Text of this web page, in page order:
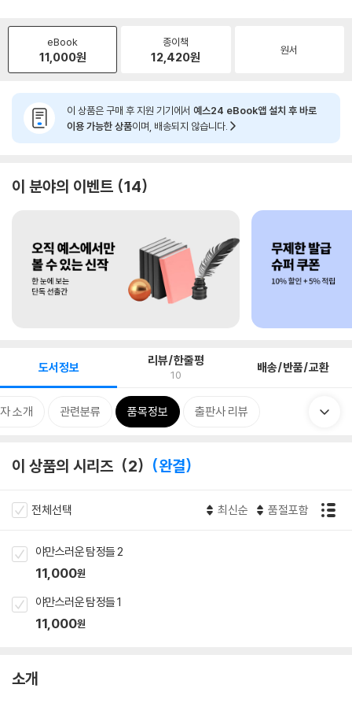
eBook
11,000원
종이책
12,420원 원서
이 상품은 구매 후 지원 기기에서 예스24 eBook앱 설치 후 바로
이용 가능한 상품이며, 배송되지 않습니다.
이 분야의 이벤트 14
도서정보 리뷰/한줄평
10 배송/반품/교환
소개 관련분류 품목정보 출판사 리뷰
이 상품의 시리즈 2 완결
전체선택 최신순 품절포함
야만스러운 탐정들 2
11,000원
야만스러운 탐정들 1
11,000원
소개